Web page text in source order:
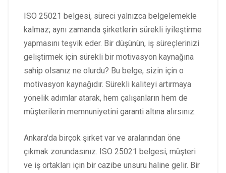
ISO 25021 belgesi, süreci yalnızca belgelemekle
kalmaz; aynı zamanda şirketlerin sürekli iyileştirme
yapmasını teşvik eder. Bir düşünün, iş süreçlerinizi
geliştirmek için sürekli bir motivasyon kaynağına
sahip olsanız ne olurdu? Bu belge, sizin için o
motivasyon kaynağıdır. Sürekli kaliteyi artırmaya
yönelik adımlar atarak, hem çalışanların hem de
müşterilerin memnuniyetini garanti altına alırsınız.
Ankara'da birçok şirket var ve aralarından öne
çıkmak zorundasınız. ISO 25021 belgesi, müşteri
ve iş ortakları için bir cazibe unsuru haline gelir. Bir